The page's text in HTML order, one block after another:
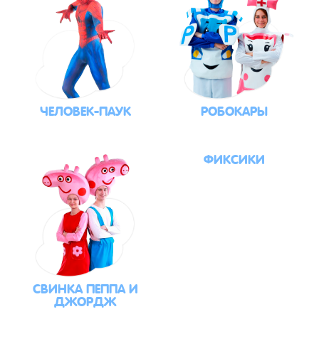
ЧЕЛОВЕК-ПАУК РОБОКАРЫ
СВИНКА ПЕППА И
ДЖОРДЖ
ФИКСИКИ